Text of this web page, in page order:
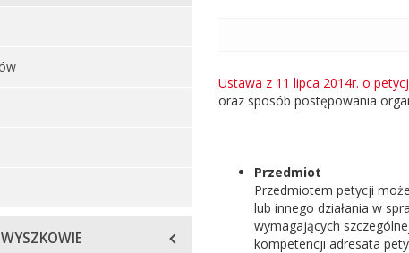
Ustawa z 11 lipca 2014r. o
oraz sposób postępowania
Przedmiot
Przedmiotem petycji
lub innego działania w
wymagających
kompetencji adresata